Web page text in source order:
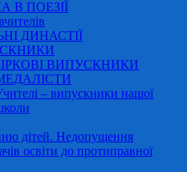
В ПОЕЗІЇ
ДИНАСТІЇ
ВИПУСКНИКИ
– випускники нашої
дітей. Недопущення
освіти до протиправної